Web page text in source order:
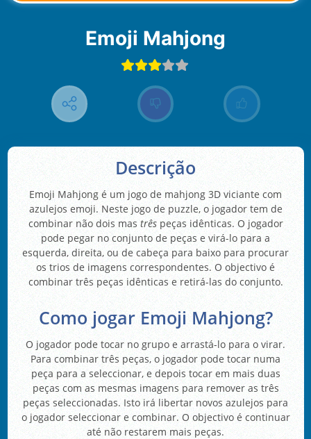
Emoji Mahjong
Descrição
Emoji Mahjong é um jogo de mahjong 3D viciante com
azulejos emoji. Neste jogo de puzzle, o jogador tem de
combinar não dois mas trêspeças idênticas. O jogador
pode pegar no conjunto de peças e virá-lo para a
esquerda, direita, ou de cabeça para baixo para procurar
os trios de imagens correspondentes. O objectivo é
combinar três peças idênticas e retirá-las do conjunto.
Como jogar Emoji Mahjong?
O jogador pode tocar no grupo e arrastá-lo para o virar.
Para combinar três peças, o jogador pode tocar numa
peça para a seleccionar, e depois tocar em mais duas
peças com as mesmas imagens para remover as três
peças seleccionadas. Isto irá libertar novos azulejos para
o jogador seleccionar e combinar. O objectivo é continuar
até não restarem mais peças.